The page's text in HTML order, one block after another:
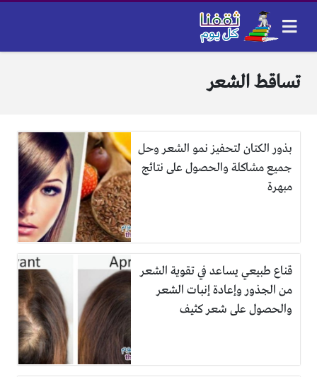
تساقط الشعر
بذور الكتان لتحفيز نمو الشعر وحل
جميع مشاكلة والحصول على نتائج
مبهرة
قناع طبيعي يساعد في تقوية الشعر
من الجذور وإعادة إنبات الشعر
والحصول على شعر كثيف